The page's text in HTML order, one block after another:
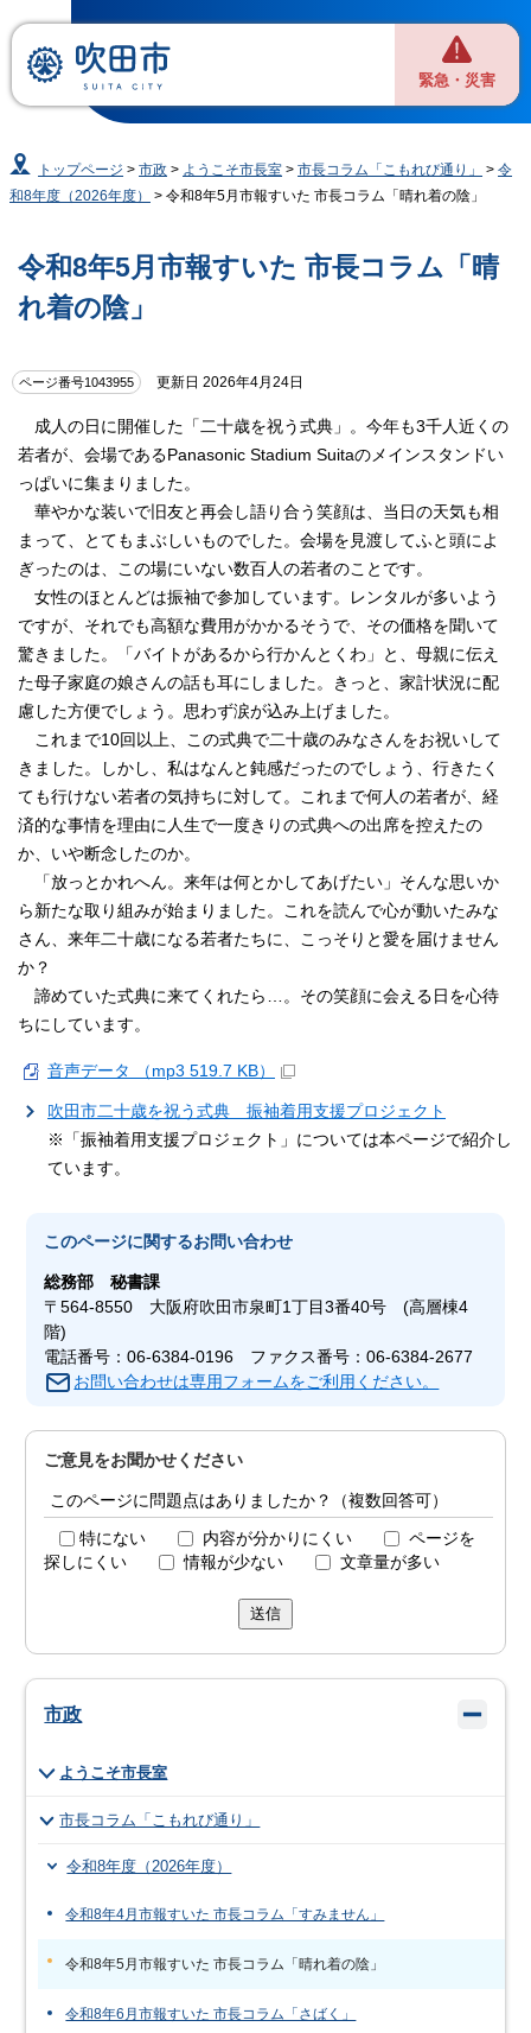
緊急・災害
トップページ >市政 > ようこそ市長室 >市長コラム「こもれび通り」 >令
和8年度（2026年度）
> 令和8年5月市報すいた 市長コラム「晴れ着の陰」
令和8年5月市報すいた 市長コラム「晴
れ着の陰」
ページ番号1043955 更新日 2026年4月24日
成人の日に開催した「二十歳を祝う式典」。今年も3千人近くの
若者が、会場であるPanasonic Stadium Suitaのメインスタンドい
っぱいに集まりました。
華やかな装いで旧友と再会し語り合う笑顔は、当日の天気も相
まって、とてもまぶしいものでした。会場を見渡してふと頭によ
ぎったのは、この場にいない数百人の若者のことです。
女性のほとんどは振袖で参加しています。レンタルが多いよう
ですが、それでも高額な費用がかかるそうで、その価格を聞いて
驚きました。「バイトがあるから行かんとくわ」と、母親に伝え
た母子家庭の娘さんの話も耳にしました。きっと、家計状況に配
慮した方便でしょう。思わず涙が込み上げました。
これまで10回以上、この式典で二十歳のみなさんをお祝いして
きました。しかし、私はなんと鈍感だったのでしょう、行きたく
ても行けない若者の気持ちに対して。これまで何人の若者が、経
済的な事情を理由に人生で一度きりの式典への出席を控えたの
か、いや断念したのか。
「放っとかれへん。来年は何とかしてあげたい」そんな思いか
ら新たな取り組みが始まりました。これを読んで心が動いたみな
さん、来年二十歳になる若者たちに、こっそりと愛を届けません
か？
諦めていた式典に来てくれたら…。その笑顔に会える日を心待
ちにしています。
音声データ （mp3 519.7 KB）
吹田市二十歳を祝う式典 振袖着用支援プロジェクト
※「振袖着用支援プロジェクト」については本ページで紹介し
ています。
このページに関するお問い合わせ
総務部秘書課
〒564-8550 大阪府吹田市泉町1丁目3番40号 (高層棟4
階)
電話番号：06-6384-0196 ファクス番号：06-6384-2677
お問い合わせは専用フォームをご利用ください。
ご意見をお聞かせください
このページに問題点はありましたか？（複数回答可）
特にない 内容が分かりにくい
ページを
探しにくい
情報が少ない 文章量が多い
送信
市政
ようこそ市長室
市長コラム「こもれび通り」
令和8年度（2026年度）
令和8年4月市報すいた 市長コラム「すみません」
令和8年5月市報すいた 市長コラム「晴れ着の陰」
令和8年6月市報すいた 市長コラム「さばく」